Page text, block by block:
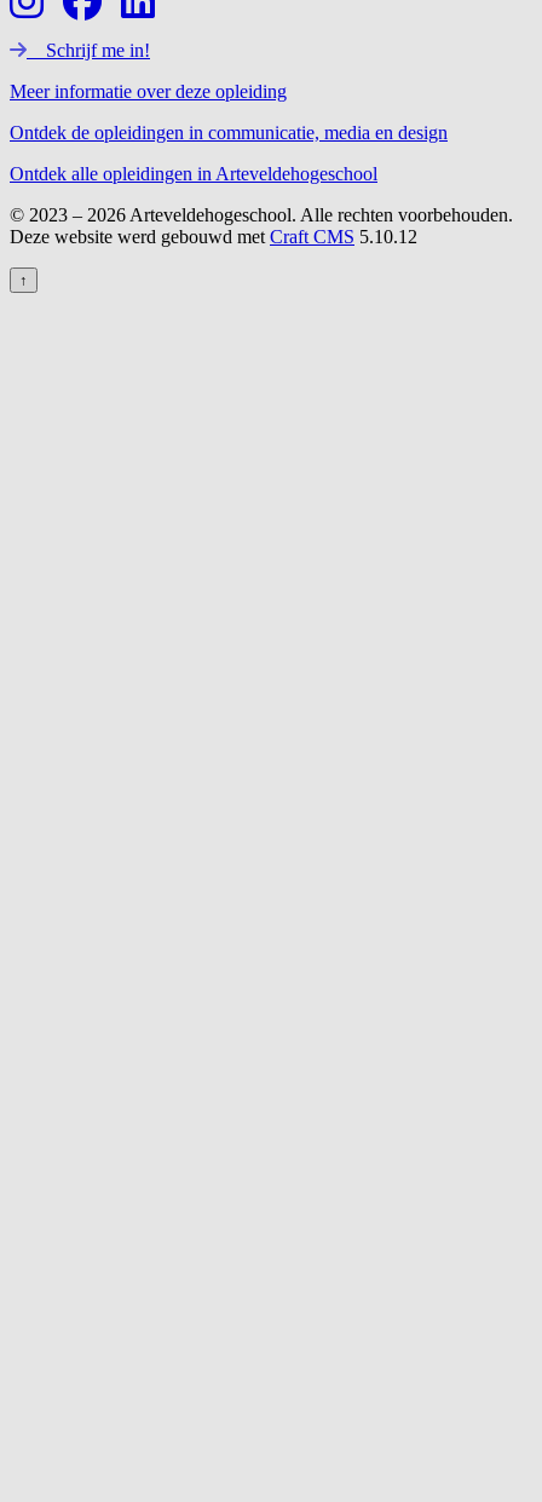
Schrijf me in!
Meer informatie over deze opleiding
Ontdek de opleidingen in communicatie, media en design
Ontdek alle opleidingen in Arteveldehogeschool
© 2023 – 2026 Arteveldehogeschool. Alle rechten voorbehouden.
Deze website werd gebouwd met Craft CMS 5.10.12
↑